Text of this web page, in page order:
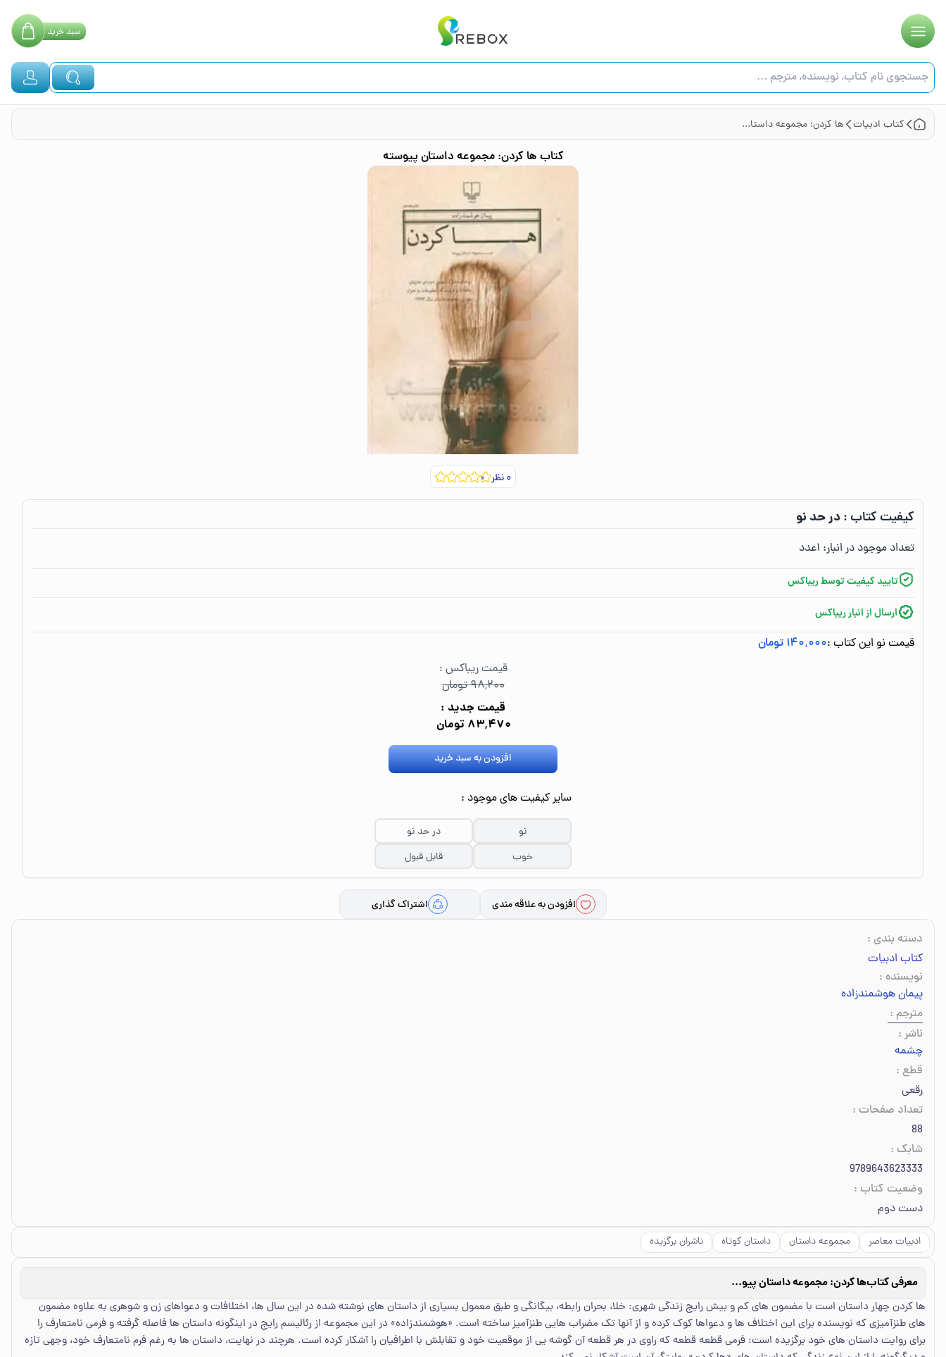
سبدخرید
کتاب ادبیات ها کردن: مجموعه داستان پیوسته
کتاب ها کردن: مجموعه داستان پیوسته
۰نظر
کیفیت کتاب :‌در حد نو
تعداد موجود در انبار:‌ ۱عدد
تایید کیفیت توسط ریباکس
ارسال از انبار ریباکس
قیمت نو این کتاب :۱۴۰٬۰۰۰ تومان
قیمت ریباکس :
۹۸٬۲۰۰ تومان
قیمت جدید :
۸۳٬۴۷۰ تومان
افزودن به سبد خرید
سایر کیفیت های موجود :
نو
در حد نو
خوب
قابل قبول
افزودن به علاقه مندی اشتراک گذاری
دسته بندی :
کتاب ادبیات
نویسنده :
پیمان هوشمندزاده
مترجم :
ناشر :
چشمه
قطع :
رقعی
تعداد صفحات :
88
شابک :
9789643623333
وضعیت کتاب :
دست دوم
ادبیات معاصر مجموعه داستان داستان کوتاه ناشران برگزیده
معرفی کتاب ها کردن: مجموعه داستان پیوسته
ها کردن چهار داستان است با مضمون های کم و بیش رایج زندگی شهری: خلا، بحران رابطه، بیگانگی و طبق معمول بسیاری از داستان های نوشته شده در این سال ها، اختلافات و دعواهای زن و شوهری به علاوه مضمون
های طنزآمیزی که نویسنده برای این اختلاف ها و دعواها کوک کرده و از آنها تک مضراب هایی طنزآمیز ساخته است. «هوشمندزاده» در این مجموعه از رئالیسم رایج در اینگونه داستان ها فاصله گرفته و فرمی نامتعارف را
برای روایت داستان های خود برگزیده است: فرمی قطعه قطعه که راوی در هر قطعه آن گوشه یی از موقعیت خود و تقابلش با اطرافیان را آشکار کرده است. هرچند در نهایت، داستان ها به رغم فرم نامتعارف خود، وجهی تازه